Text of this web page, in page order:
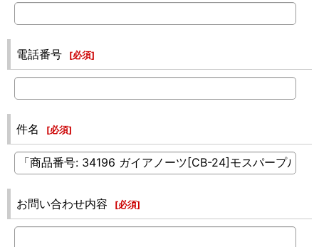
電話番号 [必須]
件名 [必須]
お問い合わせ内容 [必須]